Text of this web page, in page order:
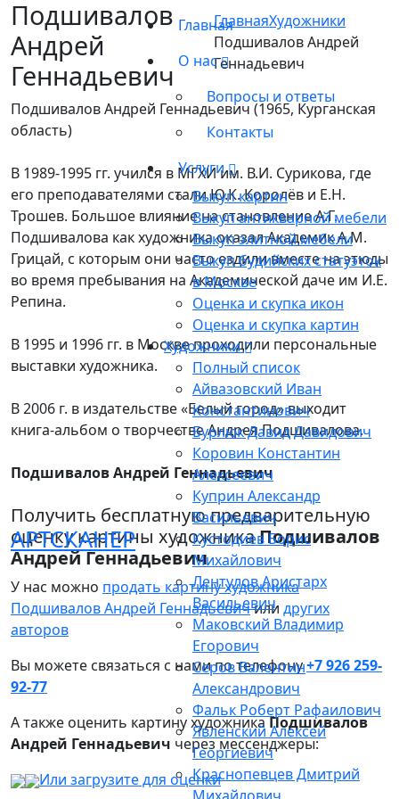
АРТСКАНЕР
Главная
О нас
Вопросы и ответы
Контакты
Услуги
Выкуп картин
Выкуп антикварной мебели
Выкуп элитной мебели
Выкуп будийских статуэток
в Москве
Оценка и скупка икон
Оценка и скупка картин
Художники
Полный список
Айвазовский Иван
Константинович
Бурлюк Давид Давидович
Коровин Константин
Алексеевич
Куприн Александр
Васильевич
Кустодиев Борис
Михайлович
Лентулов Аристарх
Васильевич
Маковский Владимир
Егорович
Серов Валентин
Александрович
Фальк Роберт Рафаилович
Явленский Алексей
Георгиевич
Краснопевцев Дмитрий
Подшивалов
Андрей
Геннадьевич
ГлавнаяХудожники
Подшивалов Андрей
Геннадьевич
Подшивалов Андрей Геннадьевич (1965, Курганская
область)
В 1989-1995 гг. учился в МГХИ им. В.И. Сурикова, где
его преподавателями стали Ю.К. Королёв и Е.Н.
Трошев. Большое влияние на становление А.Г.
Подшивалова как художника оказал Академик А.М.
Грицай, с которым они часто ездили вместе на этюды
во время пребывания на Академической даче им И.Е.
Репина.
В 1995 и 1996 гг. в Москве проходили персональные
выставки художника.
В 2006 г. в издательстве «Белый город» выходит
книга-альбом о творчестве Андрея Подшивалова.
Подшивалов Андрей Геннадьевич
Получить бесплатную предварительную
оценку картины художникаПодшивалов
Андрей Геннадьевич
У нас можно продать картину художника
Подшивалов Андрей Геннадьевичили других
авторов
Вы можете связаться с нами по телефону+7 926 259-
92-77
А также оценить картину художникаПодшивалов
Андрей Геннадьевич через мессенджеры:
Или загрузите для оценки